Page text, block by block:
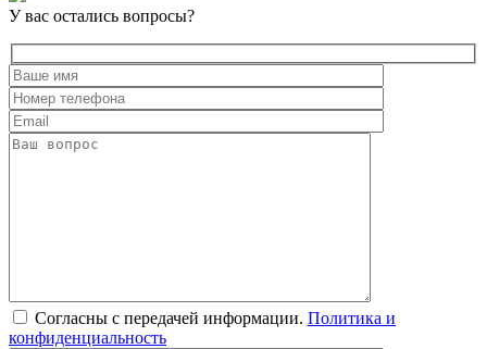
У вас остались вопросы?
Согласны с передачей информации. Политика и
конфиденциальность